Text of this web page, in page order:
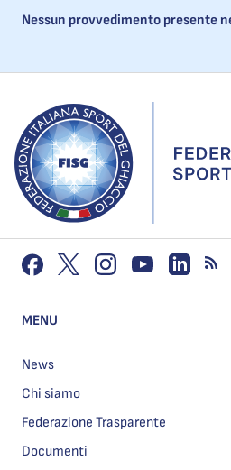
Nessun provvedimento presente
MENU
News
Chi siamo
Federazione Trasparente
Documenti